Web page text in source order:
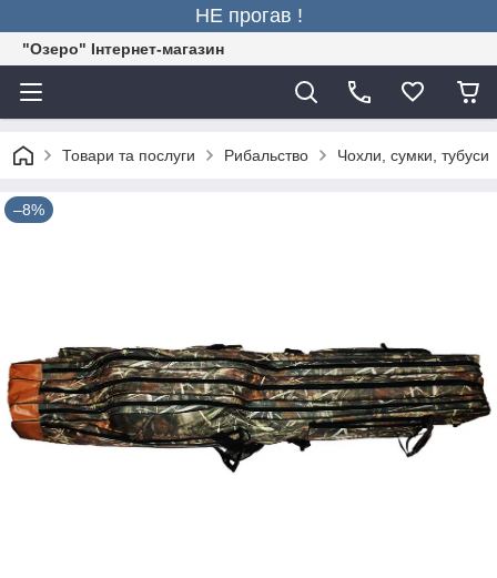
НЕ прогав !
"Озеро" Інтернет-магазин
Товари та послуги Рибальство Чохли, сумки, тубуси
–8%